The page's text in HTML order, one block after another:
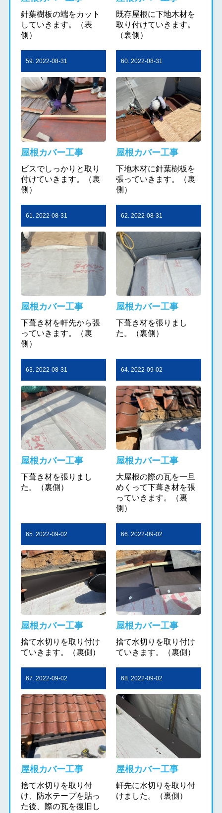
針葉樹板の端をカット
していきます。（表
側）
既存屋根に下地木材を
取り付けていきます。
（裏側）
59. 2022-08-31
屋根カバー工事
ビスでしっかりと取り
付けていきます。（裏
側）
60. 2022-08-31
屋根カバー工事
下地木材に針葉樹板を
張っていきます。（裏
側）
61. 2022-08-31
屋根カバー工事
下葺き材を軒先から張
っていきます。（裏
側）
62. 2022-08-31
屋根カバー工事
下葺き材を張りまし
た。（裏側）
63. 2022-08-31
屋根カバー工事
下葺き材を張りまし
た。（裏側）
64. 2022-09-02
屋根カバー工事
大屋根の際の瓦を一旦
めくって下葺き材を張
っていきます。（裏
側）
65. 2022-09-02
屋根カバー工事
捨て水切りを取り付け
ていきます。（裏側）
66. 2022-09-02
屋根カバー工事
捨て水切りを取り付け
ていきます。（裏側）
67. 2022-09-02
屋根カバー工事
捨て水切りを取り付
け、防水テープを貼っ
た後、際の瓦を復旧し
68. 2022-09-02
屋根カバー工事
軒先に水切りを取り付
けました。（裏側）